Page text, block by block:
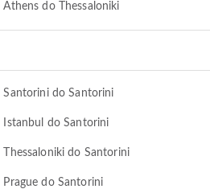
Athens do Thessaloniki
Santorini do Santorini
Istanbul do Santorini
Thessaloniki do Santorini
Prague do Santorini